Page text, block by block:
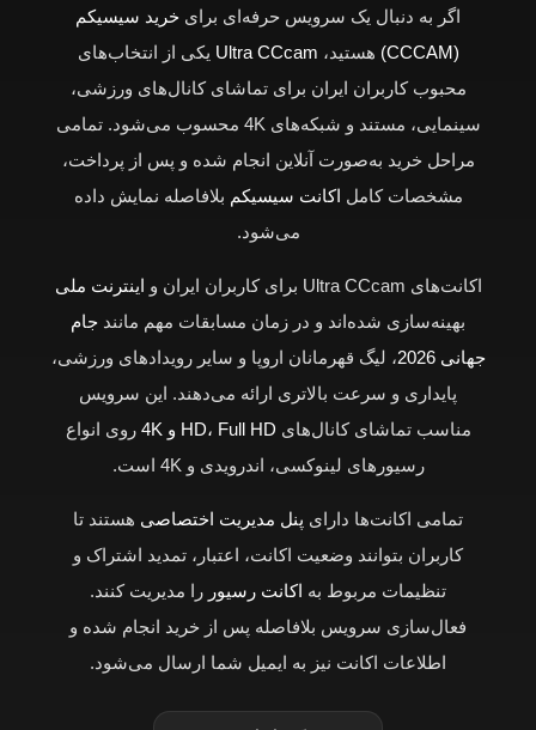
اگر به دنبال یک سرویس حرفه‌ای برای خرید سیسیکم
(CCCAM)
هستید، Ultra CCcam یکی از انتخاب‌های
محبوب کاربران ایران برای تماشای کانال‌های ورزشی،
سینمایی، مستند و شبکه‌های 4K محسوب می‌شود. تمامی
مراحل خرید به‌صورت آنلاین انجام شده و پس از پرداخت،
مشخصات کامل اکانت سیسیکم بلافاصله نمایش داده
می‌شود.
اکانت‌های Ultra CCcam برای کاربران ایران و
اینترنت ملی
بهینه‌سازی شده‌اند و در زمان مسابقات مهم مانند جام
جهانی 2026
، لیگ قهرمانان اروپا و سایر رویدادهای ورزشی،
پایداری و سرعت بالاتری ارائه می‌دهند. این سرویس
مناسب تماشای کانال‌های HD، Full HD و 4K
روی انواع
رسیورهای لینوکسی، اندرویدی و 4K است.
تمامی اکانت‌ها دارای پنل مدیریت اختصاصی هستند تا
کاربران بتوانند وضعیت اکانت، اعتبار، تمدید اشتراک و
تنظیمات مربوط به اکانت رسیور را مدیریت کنند.
فعال‌سازی سرویس بلافاصله پس از خرید انجام شده و
اطلاعات اکانت نیز به ایمیل شما ارسال می‌شود.